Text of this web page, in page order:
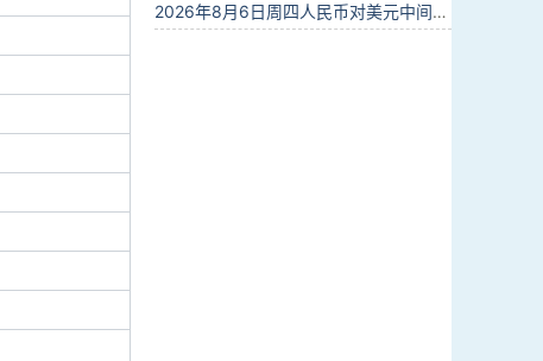
2026年8月6日周四人民币对美元中间价报6.7895调贬6个基点